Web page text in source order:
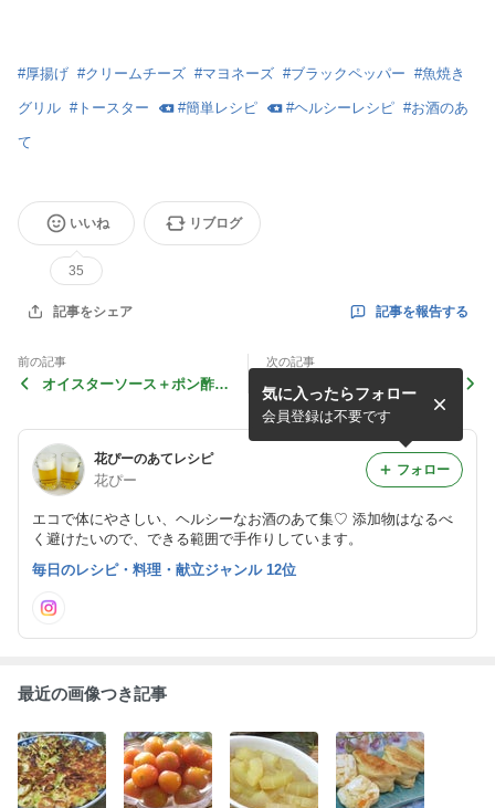
#厚揚げ #クリームチーズ #マヨネーズ #ブラックペッパー #魚焼き
グリル #トースター #簡単レシピ #ヘルシーレシピ #お酒のあ
て
いいね
35
リブログ
記事をシェア 記事を報告する
前の記事
オイスターソース＋ポン酢が
次の記事
5分副菜☆ さつま揚げと小
松菜の柚子胡椒さっと煮
花ぴーのあてレシピ
花ぴー
エコで体にやさしい、ヘルシーなお酒のあて集♡ 添加物はなるべ
く避けたいので、できる範囲で手作りしています。
気に入ったらフォロー
会員登録は不要です
フォロー
毎日のレシピ・料理・献立ジャンル 12位
最近の画像つき記事